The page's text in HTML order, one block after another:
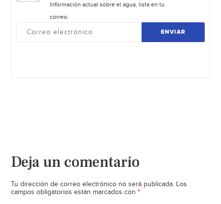
Información actual sobre el agua, lista en tu
correo.
ENVIAR
Deja un comentario
Tu dirección de correo electrónico no será publicada. Los
campos obligatorios están marcados con *